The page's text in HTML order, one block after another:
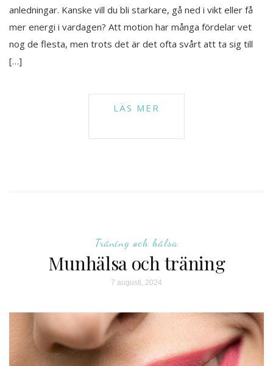
anledningar. Kanske vill du bli starkare, gå ned i vikt eller få
mer energi i vardagen? Att motion har många fördelar vet
nog de flesta, men trots det är det ofta svårt att ta sig till
[…]
Träning och hälsa
Munhälsa och träning
7 augusti, 2024